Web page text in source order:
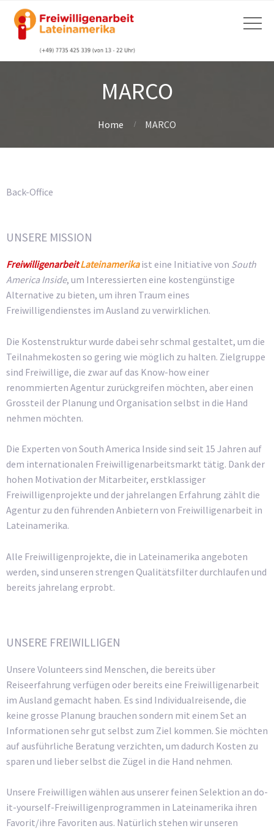
MARCO
Home MARCO
Back-Office
UNSERE MISSION
FreiwilligenarbeitLateinamerikaist eine Initiative von South
America Inside, um Interessierten eine kostengünstige
Alternative zu bieten, um ihren Traum eines
Freiwilligendienstes im Ausland zu verwirklichen.
Die Kostenstruktur wurde dabei sehr schmal gestaltet, um die
Teilnahmekosten so gering wie möglich zu halten. Zielgruppe
sind Freiwillige, die zwar auf das Know-how einer
renommierten Agentur zurückgreifen möchten, aber einen
Grossteil der Planung und Organisation selbst in die Hand
nehmen möchten.
Die Experten von South America Inside sind seit 15 Jahren auf
dem internationalen Freiwilligenarbeitsmarkt tätig. Dank der
hohen Motivation der Mitarbeiter, erstklassiger
Freiwilligenprojekte und der jahrelangen Erfahrung zählt die
Agentur zu den führenden Anbietern von Freiwilligenarbeit in
Lateinamerika.
Alle Freiwilligenprojekte, die in Lateinamerika angeboten
werden, sind unseren strengen Qualitätsfilter durchlaufen und
bereits jahrelang erprobt.
UNSERE FREIWILLIGEN
Unsere Volunteers sind Menschen, die bereits über
Reiseerfahrung verfügen oder bereits eine Freiwilligenarbeit
im Ausland gemacht haben. Es sind Individualreisende, die
keine grosse Planung brauchen sondern mit einem Set an
Informationen sehr gut selbst zum Ziel kommen. Sie möchten
auf ausführliche Beratung verzichten, um dadurch Kosten zu
sparen und lieber selbst die Zügel in die Hand nehmen.
Unsere Freiwilligen wählen aus unserer feinen Selektion an do-
it-yourself-Freiwilligenprogrammen in Lateinamerika ihren
Favorit/ihre Favoriten aus. Natürlich stehen wir unseren